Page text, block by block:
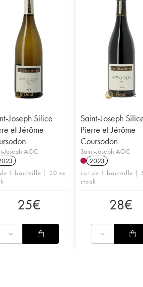
Joseph Silice
et Jérôme
Joseph AOC
1 bouteille | 20 en
25€
Saint-Joseph
Pierre et Jérôme
Coursodon
Saint-Joseph AOC
2023
Lot de 1 bouteille |
stock
28€